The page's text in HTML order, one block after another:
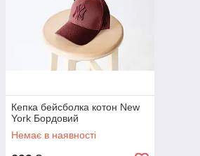
Кепка бейсболка котон New
York Бордовий
Немає в наявності